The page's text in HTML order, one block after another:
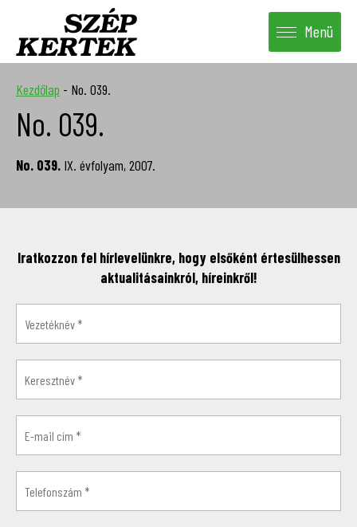
Menü
Kezdőlap - No. 039.
No. 039.
No. 039. IX. évfolyam, 2007.
Iratkozzon fel hírlevelünkre, hogy elsőként értesülhessen
aktualitásainkról, híreinkről!